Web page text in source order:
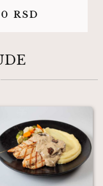
RSD